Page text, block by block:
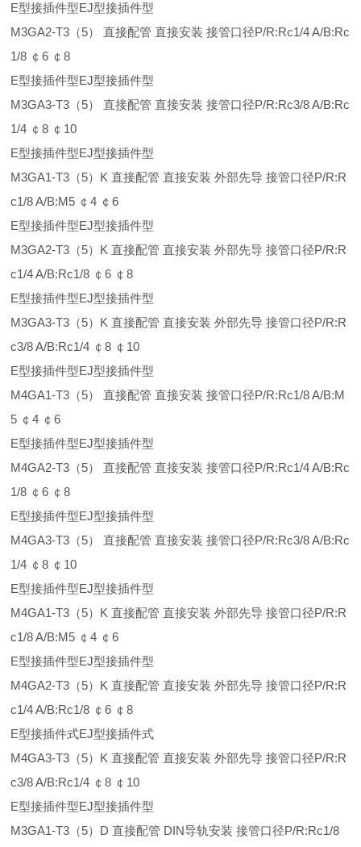
E型接插件型EJ型接插件型
M3GA2-T3（5） 直接配管 直接安装 接管口径P/R:Rc1/4 A/B:Rc
1/8 ￠6 ￠8
E型接插件型EJ型接插件型
M3GA3-T3（5） 直接配管 直接安装 接管口径P/R:Rc3/8 A/B:Rc
1/4 ￠8 ￠10
E型接插件型EJ型接插件型
M3GA1-T3（5）K 直接配管 直接安装 外部先导 接管口径P/R:R
c1/8 A/B:M5 ￠4 ￠6
E型接插件型EJ型接插件型
M3GA2-T3（5）K 直接配管 直接安装 外部先导 接管口径P/R:R
c1/4 A/B:Rc1/8 ￠6 ￠8
E型接插件型EJ型接插件型
M3GA3-T3（5）K 直接配管 直接安装 外部先导 接管口径P/R:R
c3/8 A/B:Rc1/4 ￠8 ￠10
E型接插件型EJ型接插件型
M4GA1-T3（5） 直接配管 直接安装 接管口径P/R:Rc1/8 A/B:M
5 ￠4 ￠6
E型接插件型EJ型接插件型
M4GA2-T3（5） 直接配管 直接安装 接管口径P/R:Rc1/4 A/B:Rc
1/8 ￠6 ￠8
E型接插件型EJ型接插件型
M4GA3-T3（5） 直接配管 直接安装 接管口径P/R:Rc3/8 A/B:Rc
1/4 ￠8 ￠10
E型接插件型EJ型接插件型
M4GA1-T3（5）K 直接配管 直接安装 外部先导 接管口径P/R:R
c1/8 A/B:M5 ￠4 ￠6
E型接插件型EJ型接插件型
M4GA2-T3（5）K 直接配管 直接安装 外部先导 接管口径P/R:R
c1/4 A/B:Rc1/8 ￠6 ￠8
E型接插件式EJ型接插件式
M4GA3-T3（5）K 直接配管 直接安装 外部先导 接管口径P/R:R
c3/8 A/B:Rc1/4 ￠8 ￠10
E型接插件型EJ型接插件型
M3GA1-T3（5）D 直接配管 DIN导轨安装 接管口径P/R:Rc1/8